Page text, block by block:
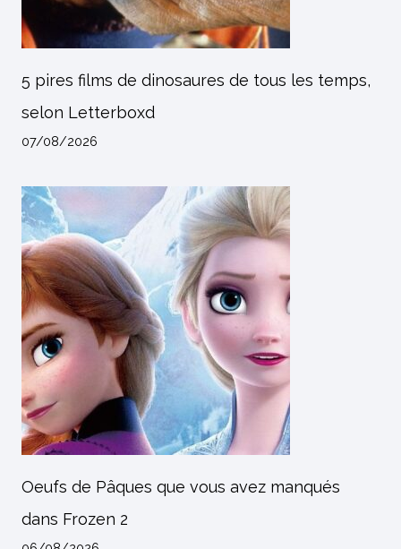
5 pires films de dinosaures de tous les temps,
selon Letterboxd
07/08/2026
Oeufs de Pâques que vous avez manqués
dans Frozen 2